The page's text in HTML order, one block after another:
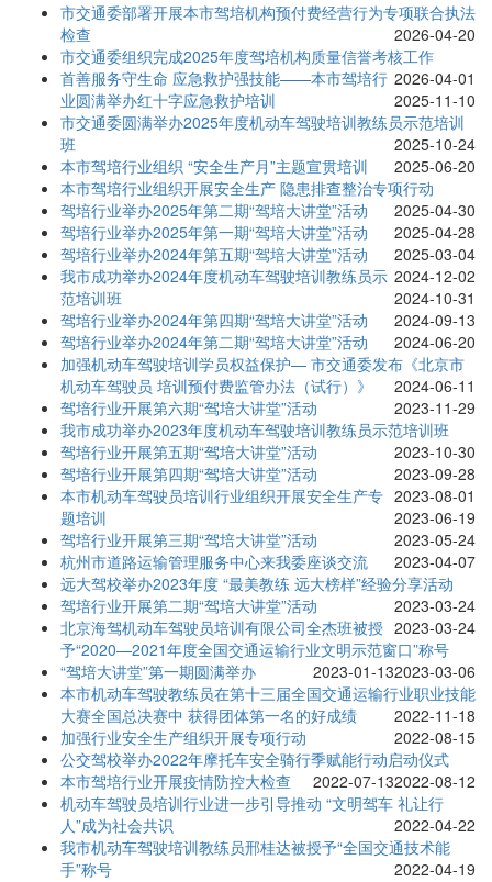
市交通委部署开展本市驾培机构预付费经营行为专项联合执法
检查
2026-04-20
市交通委组织完成2025年度驾培机构质量信誉考核工作
2026-04-01
首善服务守生命 应急救护强技能——本市驾培行
业圆满举办红十字应急救护培训
2025-11-10
市交通委圆满举办2025年度机动车驾驶培训教练员示范培训
班
2025-10-24
本市驾培行业组织 “安全生产月”主题宣贯培训
2025-06-20
本市驾培行业组织开展安全生产 隐患排查整治专项行动
2025-04-30
驾培行业举办2025年第二期“驾培大讲堂”活动
2025-04-28
驾培行业举办2025年第一期“驾培大讲堂”活动
2025-03-04
驾培行业举办2024年第五期“驾培大讲堂”活动
2024-12-02
我市成功举办2024年度机动车驾驶培训教练员示
范培训班
2024-10-31
驾培行业举办2024年第四期“驾培大讲堂”活动
2024-09-13
驾培行业举办2024年第二期“驾培大讲堂”活动
2024-06-20
加强机动车驾驶培训学员权益保护— 市交通委发布《北京市
机动车驾驶员 培训预付费监管办法（试行）》
2024-06-11
驾培行业开展第六期“驾培大讲堂”活动
2023-11-29
我市成功举办2023年度机动车驾驶培训教练员示范培训班
2023-10-30
驾培行业开展第五期“驾培大讲堂”活动
2023-09-28
驾培行业开展第四期“驾培大讲堂”活动
2023-08-01
本市机动车驾驶员培训行业组织开展安全生产专
题培训
2023-06-19
驾培行业开展第三期“驾培大讲堂”活动
2023-05-24
杭州市道路运输管理服务中心来我委座谈交流
2023-04-07
远大驾校举办2023年度 “最美教练 远大榜样”经验分享活动
2023-03-24
驾培行业开展第二期“驾培大讲堂”活动
2023-03-24
北京海驾机动车驾驶员培训有限公司全杰班被授
予“2020—2021年度全国交通运输行业文明示范窗口”称号
2023-03-06
“驾培大讲堂”第一期圆满举办
2023-01-13
本市机动车驾驶教练员在第十三届全国交通运输行业职业技能
大赛全国总决赛中 获得团体第一名的好成绩
2022-11-18
加强行业安全生产组织开展专项行动
2022-08-15
公交驾校举办2022年摩托车安全骑行季赋能行动启动仪式
2022-08-12
本市驾培行业开展疫情防控大检查
2022-07-13
机动车驾驶员培训行业进一步引导推动 “文明驾车 礼让行
人”成为社会共识
2022-04-22
我市机动车驾驶培训教练员邢桂达被授予“全国交通技术能
手”称号
2022-04-19